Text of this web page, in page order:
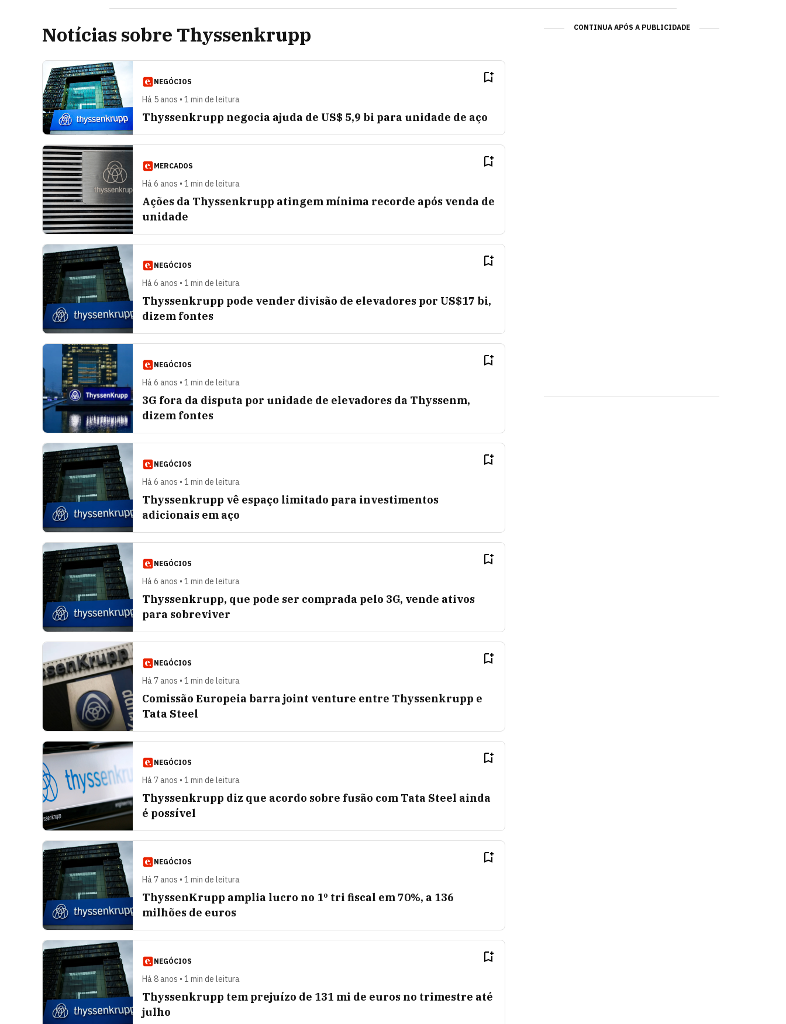
Notícias sobre Thyssenkrupp
NEGÓCIOS
Há 5 anos • 1 min de leitura
Thyssenkrupp negocia ajuda de US$ 5,9 bi para unidade de aço
MERCADOS
Há 6 anos • 1 min de leitura
Ações da Thyssenkrupp atingem mínima recorde após venda de
unidade
NEGÓCIOS
Há 6 anos • 1 min de leitura
Thyssenkrupp pode vender divisão de elevadores por US$17 bi,
dizem fontes
NEGÓCIOS
Há 6 anos • 1 min de leitura
3G fora da disputa por unidade de elevadores da Thyssenm,
dizem fontes
NEGÓCIOS
Há 6 anos • 1 min de leitura
Thyssenkrupp vê espaço limitado para investimentos
adicionais em aço
NEGÓCIOS
Há 6 anos • 1 min de leitura
Thyssenkrupp, que pode ser comprada pelo 3G, vende ativos
para sobreviver
NEGÓCIOS
Há 7 anos • 1 min de leitura
Comissão Europeia barra joint venture entre Thyssenkrupp e
Tata Steel
NEGÓCIOS
Há 7 anos • 1 min de leitura
Thyssenkrupp diz que acordo sobre fusão com Tata Steel ainda
é possível
NEGÓCIOS
Há 7 anos • 1 min de leitura
ThyssenKrupp amplia lucro no 1º tri fiscal em 70%, a 136
milhões de euros
NEGÓCIOS
Há 8 anos • 1 min de leitura
Thyssenkrupp tem prejuízo de 131 mi de euros no trimestre até
julho
CONTINUA APÓS A PUBLICIDADE